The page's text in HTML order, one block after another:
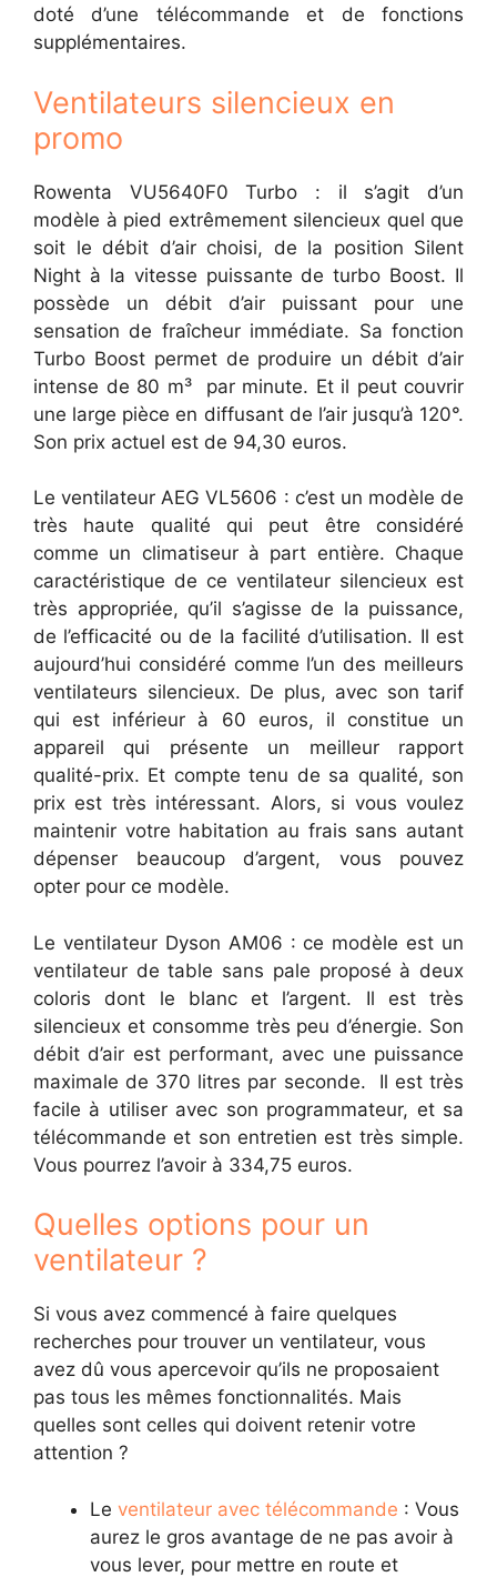
doté d’une télécommande et de fonctions
supplémentaires.
Ventilateurs silencieux en
promo
Rowenta VU5640F0 Turbo : il s’agit d’un
modèle à pied extrêmement silencieux quel que
soit le débit d’air choisi, de la position Silent
Night à la vitesse puissante de turbo Boost. Il
possède un débit d’air puissant pour une
sensation de fraîcheur immédiate. Sa fonction
Turbo Boost permet de produire un débit d’air
intense de 80 m³ par minute. Et il peut couvrir
une large pièce en diffusant de l’air jusqu’à 120°.
Son prix actuel est de 94,30 euros.
Le ventilateur AEG VL5606 : c’est un modèle de
très haute qualité qui peut être considéré
comme un climatiseur à part entière. Chaque
caractéristique de ce ventilateur silencieux est
très appropriée, qu’il s’agisse de la puissance,
de l’efficacité ou de la facilité d’utilisation. Il est
aujourd’hui considéré comme l’un des meilleurs
ventilateurs silencieux. De plus, avec son tarif
qui est inférieur à 60 euros, il constitue un
appareil qui présente un meilleur rapport
qualité-prix. Et compte tenu de sa qualité, son
prix est très intéressant. Alors, si vous voulez
maintenir votre habitation au frais sans autant
dépenser beaucoup d’argent, vous pouvez
opter pour ce modèle.
Le ventilateur Dyson AM06 : ce modèle est un
ventilateur de table sans pale proposé à deux
coloris dont le blanc et l’argent. Il est très
silencieux et consomme très peu d’énergie. Son
débit d’air est performant, avec une puissance
maximale de 370 litres par seconde. Il est très
facile à utiliser avec son programmateur, et sa
télécommande et son entretien est très simple.
Vous pourrez l’avoir à 334,75 euros.
Quelles options pour un
ventilateur ?
Si vous avez commencé à faire quelques
recherches pour trouver un ventilateur, vous
avez dû vous apercevoir qu’ils ne proposaient
pas tous les mêmes fonctionnalités. Mais
quelles sont celles qui doivent retenir votre
attention ?
Le ventilateur avec télécommande : Vous
aurez le gros avantage de ne pas avoir à
vous lever, pour mettre en route et